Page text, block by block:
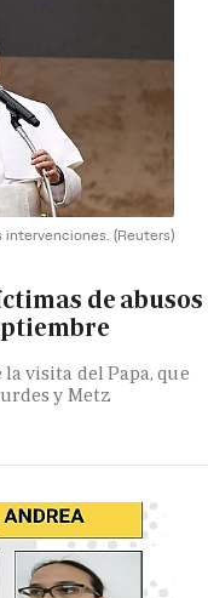
intervenciones. (Reuters)
de abusos
visita del Papa, que
y Metz